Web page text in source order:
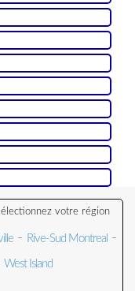
votre région
- Rive-Sud Montreal -
West Island